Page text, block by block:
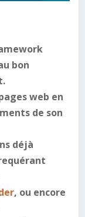
bon
web en
de son
déjà
, ou encore